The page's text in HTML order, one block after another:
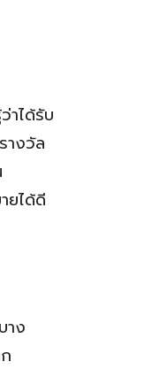
าได้รับ
างวัล
ยได้ดี
าง